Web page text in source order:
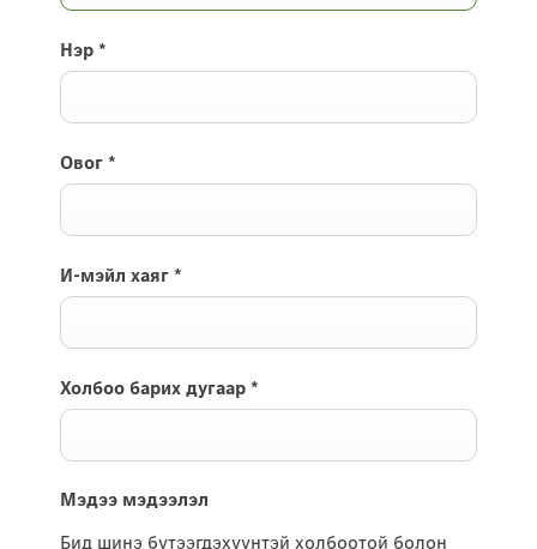
Нэр *
Овог *
И-мэйл хаяг *
Холбоо барих дугаар *
Мэдээ мэдээлэл
Бид шинэ бүтээгдэхүүнтэй холбоотой болон